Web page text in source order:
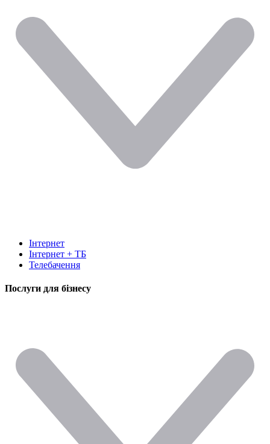
Інтернет
Інтернет + ТБ
Телебачення
Послуги для бізнесу